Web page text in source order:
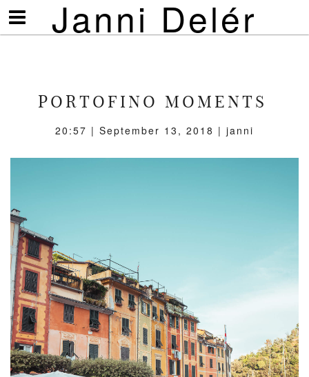
Janni Delér
Visa/göm
meny
PORTOFINO MOMENTS
20:57 | September 13, 2018 | janni